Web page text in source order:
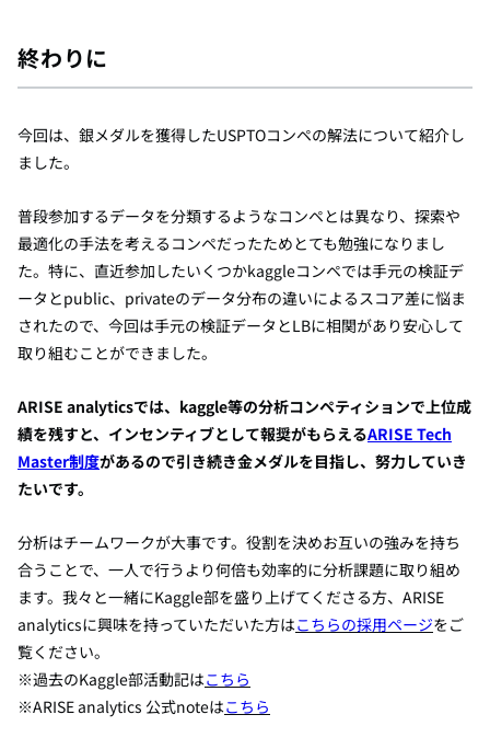
終わりに
今回は、銀メダルを獲得したUSPTOコンペの解法について紹介し
ました。
普段参加するデータを分類するようなコンペとは異なり、探索や
最適化の手法を考えるコンペだったためとても勉強になりまし
た。特に、直近参加したいくつかkaggleコンペでは手元の検証デ
ータとpublic、privateのデータ分布の違いによるスコア差に悩ま
されたので、今回は手元の検証データとLBに相関があり安心して
取り組むことができました。
ARISE analyticsでは、kaggle等の分析コンペティションで上位成
績を残すと、インセンティブとして報奨がもらえるARISE Tech
Master制度があるので引き続き金メダルを目指し、努力していき
たいです。
分析はチームワークが大事です。役割を決めお互いの強みを持ち
合うことで、一人で行うより何倍も効率的に分析課題に取り組め
ます。我々と一緒にKaggle部を盛り上げてくださる方、ARISE
analyticsに興味を持っていただいた方はこちらの採用ページをご
覧ください。
※過去のKaggle部活動記はこちら
※ARISE analytics 公式noteはこちら